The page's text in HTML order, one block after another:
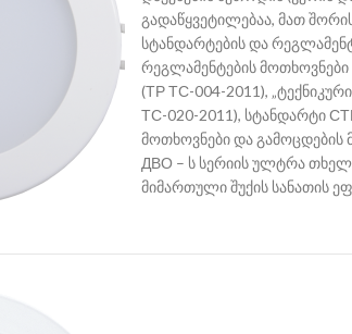
გადაწყვეტილებაა, მათ
სტანდარტების და
რეგლამენტების
(ТР ТС-004-2011),
ТС-020-2011), სტანდარტი
მოთხოვნები და გამოცდების
ДВО – ს სერიის ულტრა
მიმართული შუქის სანათის